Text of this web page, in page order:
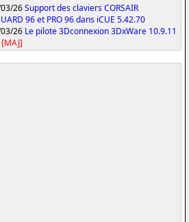
26Support des claviers CORSAIR
96 et PRO 96 dans iCUE 5.42.70
26 Le pilote 3Dconnexion 3DxWare 10.9.11
[MAJ]